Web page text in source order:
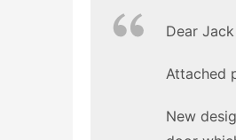
Dear Jack
Attached
New